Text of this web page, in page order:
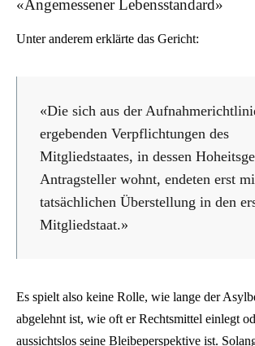
«Angemessener Lebensstandard»
Unter anderem erklärte das Gericht:
«Die sich aus der
ergebenden Verpflichtungen des
Mitgliedstaates, in dessen
Antragsteller wohnt, endeten erst
tatsächlichen Überstellung in den
Mitgliedstaat.»
Es spielt also keine Rolle, wie lange der
abgelehnt ist, wie oft er Rechtsmittel einlegt
aussichtslos seine Bleibeperspektive ist.